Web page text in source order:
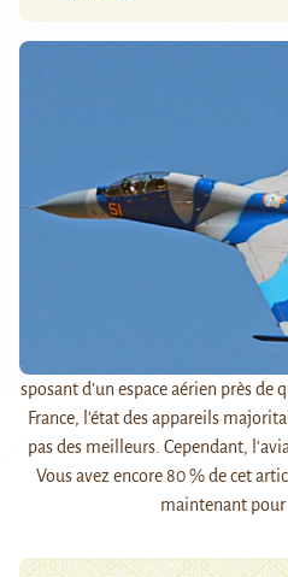
sposant d'un espace aérien près de
France, l'état des appareils
pas des meilleurs. Cependant,
Vous avez encore 80 % de cet
maintenant pour